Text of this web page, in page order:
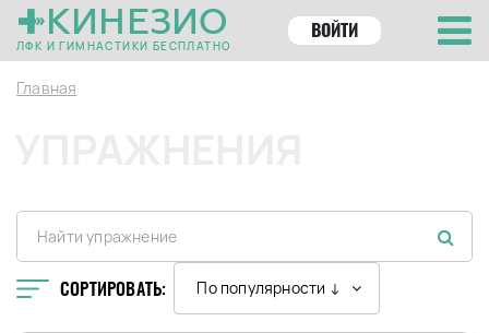
КИНЕЗИО
ЛФК И ГИМНАСТИКИ БЕСПЛАТНО
ВОЙТИ
Главная
СОРТИРОВАТЬ: По популярности ↓